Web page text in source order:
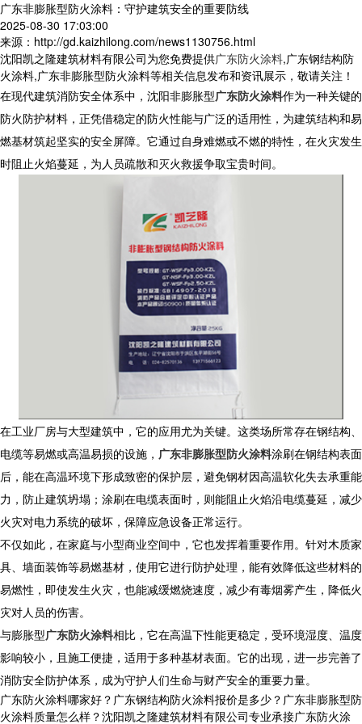
广东非膨胀型防火涂料：守护建筑安全的重要防线​
2025-08-30 17:03:00
来源：http://gd.kaizhilong.com/news1130756.html
沈阳凯之隆建筑材料有限公司为您免费提供广东防火涂料,广东钢结构防
火涂料,广东非膨胀型防火涂料等相关信息发布和资讯展示，敬请关注！
在现代建筑消防安全体系中，沈阳非膨胀型广东防火涂料作为一种关键的
防火防护材料，正凭借稳定的防火性能与广泛的适用性，为建筑结构和易
燃基材筑起坚实的安全屏障。它通过自身难燃或不燃的特性，在火灾发生
时阻止火焰蔓延，为人员疏散和灭火救援争取宝贵时间。​
在工业厂房与大型建筑中，它的应用尤为关键。这类场所常存在钢结构、
电缆等易燃或高温易损的设施， 广东非膨胀型防火涂料涂刷在钢结构表面
后，能在高温环境下形成致密的保护层，避免钢材因高温软化失去承重能
力，防止建筑坍塌；涂刷在电缆表面时，则能阻止火焰沿电缆蔓延，减少
火灾对电力系统的破坏，保障应急设备正常运行。​
不仅如此，在家庭与小型商业空间中，它也发挥着重要作用。针对木质家
具、墙面装饰等易燃基材，使用它进行防护处理，能有效降低这些材料的
易燃性，即使发生火灾，也能减缓燃烧速度，减少有毒烟雾产生，降低火
灾对人员的伤害。
​ 与膨胀型广东防火涂料相比，它在高温下性能更稳定，受环境湿度、温度
影响较小，且施工便捷，适用于多种基材表面。它的出现，进一步完善了
消防安全防护体系，成为守护人们生命与财产安全的重要力量。
广东防火涂料哪家好？广东钢结构防火涂料报价是多少？广东非膨胀型防
火涂料质量怎么样？沈阳凯之隆建筑材料有限公司专业承接广东防火涂